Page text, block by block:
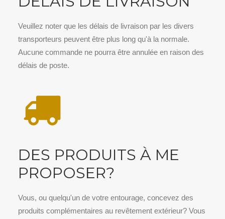
sur
page
du
produit
Veuillez noter que les délais de livraison par les divers
transporteurs peuvent être plus long qu'à la normale.
Aucune commande ne pourra être annulée en raison des
délais de poste.
DES PRODUITS À ME
PROPOSER?
Vous, ou quelqu'un de votre entourage, concevez des
produits complémentaires au revêtement extérieur? Vous